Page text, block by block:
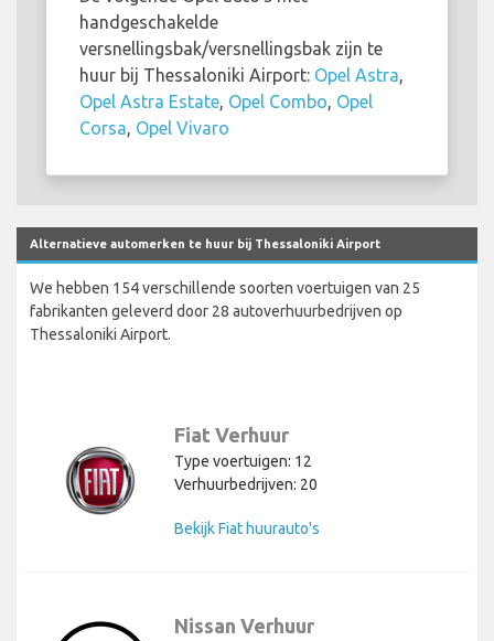
handgeschakelde
versnellingsbak/versnellingsbak zijn te
huur bij Thessaloniki Airport: Opel Astra
Opel Astra Estate Opel Combo Opel
Corsa Opel Vivaro
Alternatieve automerken te huur bij Thessaloniki Airport
We hebben 154 verschillende soorten voertuigen van 25
fabrikanten geleverd door 28 autoverhuurbedrijven op
Thessaloniki Airport.
Fiat Verhuur
Type voertuigen: 12
Verhuurbedrijven: 20
Bekijk Fiat huurauto's
Nissan Verhuur